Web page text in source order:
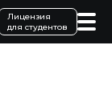
Лицензия
для студентов